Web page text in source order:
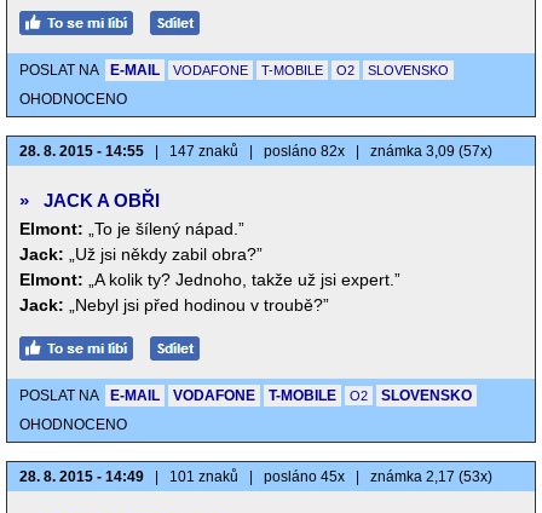
POSLAT NA E-MAIL VODAFONE T-MOBILE O2 SLOVENSKO
OHODNOCENO
28. 8. 2015 - 14:55 147 znaků posláno 82x známka 3,09 (57x)
» JACK A OBŘI
Elmont:
„To je šílený nápad.”
Jack:
„Už jsi někdy zabil obra?”
Elmont:
„A kolik ty? Jednoho, takže už jsi expert.”
Jack:
„Nebyl jsi před hodinou v troubě?”
POSLAT NA E-MAIL VODAFONE T-MOBILE O2
SLOVENSKO
OHODNOCENO
28. 8. 2015 - 14:49 101 znaků posláno 45x známka 2,17 (53x)